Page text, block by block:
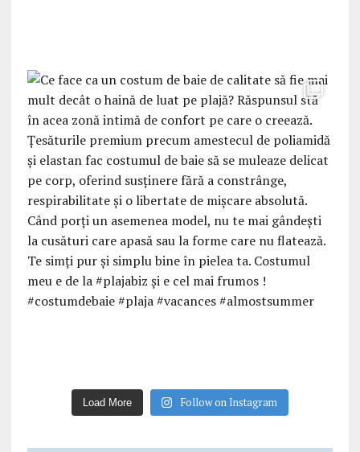
Load More Follow on Instagram